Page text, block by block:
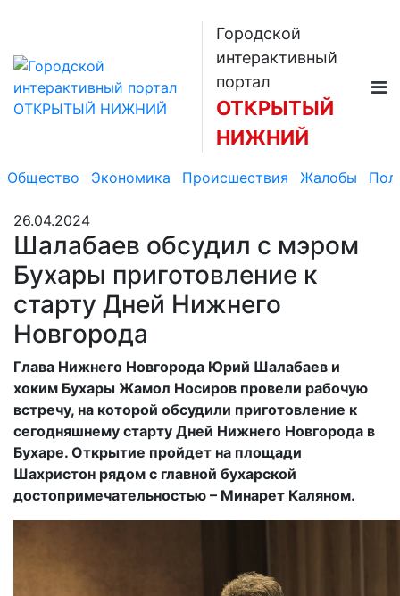
Городской
интерактивный
портал
ОТКРЫТЫЙ
НИЖНИЙ
Общество Экономика Происшествия Жалобы
26.04.2024
Шалабаев обсудил с мэром
Бухары приготовление к
старту Дней Нижнего
Новгорода
Глава Нижнего Новгорода Юрий Шалабаев и
хоким Бухары Жамол Носиров провели рабочую
встречу, на которой обсудили приготовление к
сегодняшнему старту Дней Нижнего Новгорода в
Бухаре. Открытие пройдет на площади
Шахристон рядом с главной бухарской
достопримечательностью – Минарет Каляном.